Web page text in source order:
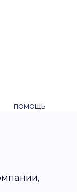
ПОМОЩЬ